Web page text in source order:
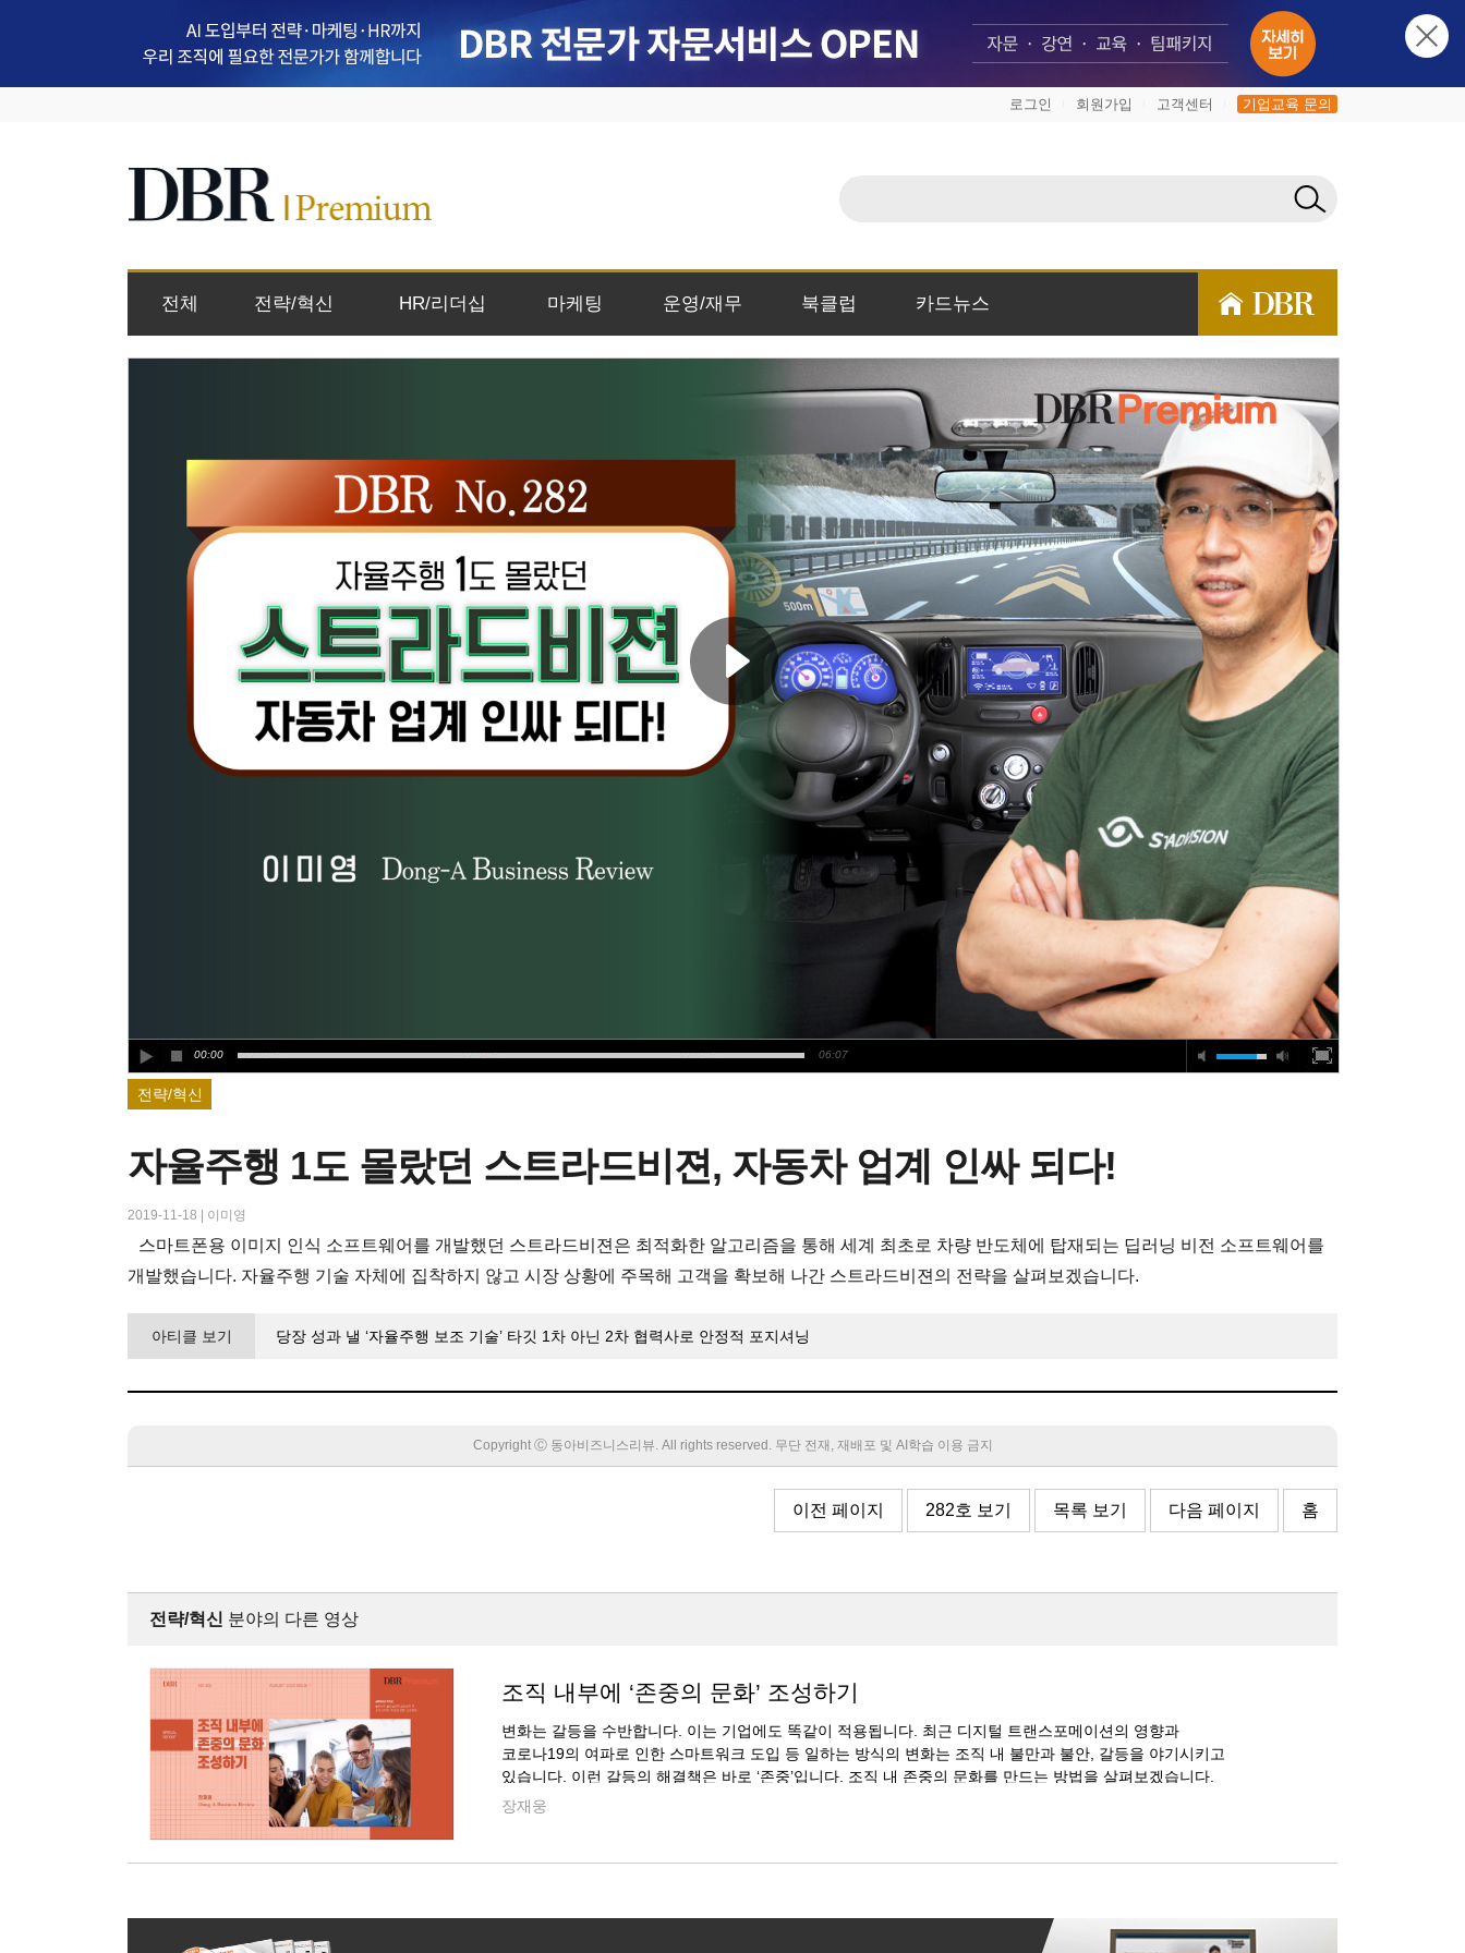
로그인 회원가입 고객센터 기업교육 문의
전체 전략/혁신 HR/리더십 마케팅 운영/재무 북클럽 카드뉴스
00:00 06:07
전략/혁신
자율주행 1도 몰랐던 스트라드비젼, 자동차 업계 인싸 되다!
2019-11-18 | 이미영
스마트폰용 이미지 인식 소프트웨어를 개발했던 스트라드비젼은 최적화한 알고리즘을 통해 세계 최초로 차량 반도체에 탑재되는 딥러닝 비전 소프트웨어를
개발했습니다. 자율주행 기술 자체에 집착하지 않고 시장 상황에 주목해 고객을 확보해 나간 스트라드비젼의 전략을 살펴보겠습니다.
아티클 보기 당장 성과 낼 ‘자율주행 보조 기술’ 타깃 1차 아닌 2차 협력사로 안정적 포지셔닝
Copyright Ⓒ 동아비즈니스리뷰. All rights reserved. 무단 전재, 재배포 및 AI학습 이용 금지
이전 페이지 282호 보기 목록 보기 다음 페이지 홈
전략/혁신 분야의 다른 영상
조직 내부에 ‘존중의 문화’ 조성하기
변화는 갈등을 수반합니다. 이는 기업에도 똑같이 적용됩니다. 최근 디지털 트랜스포메이션의 영향과
코로나19의 여파로 인한 스마트워크 도입 등 일하는 방식의 변화는 조직 내 불만과 불안, 갈등을 야기시키고
있습니다. 이런 갈등의 해결책은 바로 ‘존중’입니다. 조직 내 존중의 문화를 만드는 방법을 살펴보겠습니다.
장재웅